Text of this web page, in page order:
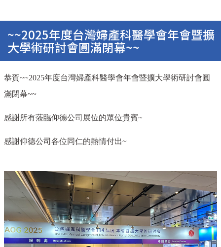
~~2025年度台灣婦產科醫學會年會暨擴
大學術研討會圓滿閉幕~~
恭賀~~2025年度台灣婦產科醫學會年會暨擴大學術研討會圓
滿閉幕~~
感謝所有蒞臨仰德公司展位的眾位貴賓~
感謝仰德公司各位同仁的熱情付出~